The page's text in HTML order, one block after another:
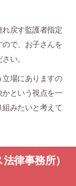
れ戻す監護者指定
で、お子さんを
い。
場にありますの
という視点を一
みたいと考えて
律事務所）